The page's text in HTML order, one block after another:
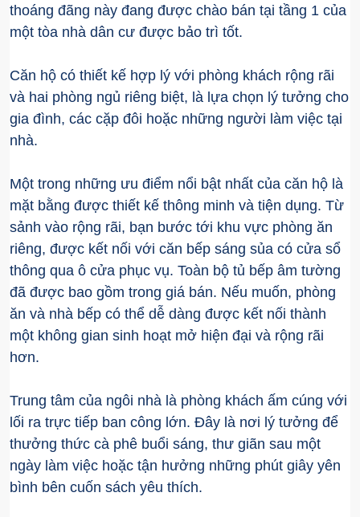
thoáng đãng này đang được chào bán tại tầng 1 của
một tòa nhà dân cư được bảo trì tốt.
Căn hộ có thiết kế hợp lý với phòng khách rộng rãi
và hai phòng ngủ riêng biệt, là lựa chọn lý tưởng cho
gia đình, các cặp đôi hoặc những người làm việc tại
nhà.
Một trong những ưu điểm nổi bật nhất của căn hộ là
mặt bằng được thiết kế thông minh và tiện dụng. Từ
sảnh vào rộng rãi, bạn bước tới khu vực phòng ăn
riêng, được kết nối với căn bếp sáng sủa có cửa sổ
thông qua ô cửa phục vụ. Toàn bộ tủ bếp âm tường
đã được bao gồm trong giá bán. Nếu muốn, phòng
ăn và nhà bếp có thể dễ dàng được kết nối thành
một không gian sinh hoạt mở hiện đại và rộng rãi
hơn.
Trung tâm của ngôi nhà là phòng khách ấm cúng với
lối ra trực tiếp ban công lớn. Đây là nơi lý tưởng để
thưởng thức cà phê buổi sáng, thư giãn sau một
ngày làm việc hoặc tận hưởng những phút giây yên
bình bên cuốn sách yêu thích.